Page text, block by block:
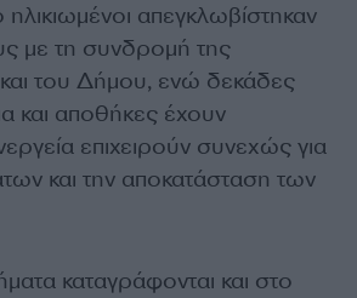
απεγκλωβίστηκαν
με τη συνδρομή της
του Δήμου, ενώ δεκάδες
και αποθήκες έχουν
επιχειρούν συνεχώς για
και την αποκατάσταση των
καταγράφονται και στο